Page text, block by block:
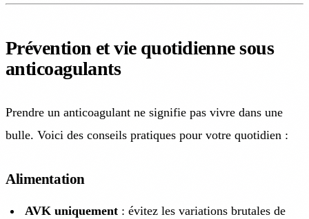
Prévention et vie quotidienne sous
anticoagulants
Prendre un anticoagulant ne signifie pas vivre dans une
bulle. Voici des conseils pratiques pour votre quotidien :
Alimentation
AVK uniquement : évitez les variations brutales de